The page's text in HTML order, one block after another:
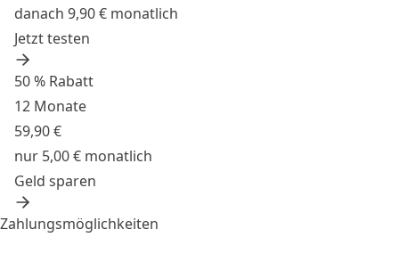
danach 9,90 € monatlich
Jetzt testen
50 % Rabatt
12 Monate
59,90 €
nur 5,00 € monatlich
Geld sparen
Zahlungsmöglichkeiten